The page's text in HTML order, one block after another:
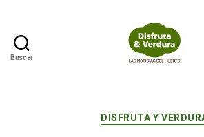
Buscar
DISFRUTA Y